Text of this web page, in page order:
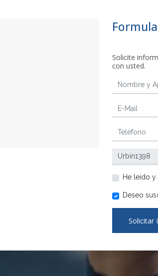
Solicite
con usted.
He leído y
Deseo
Solicitar